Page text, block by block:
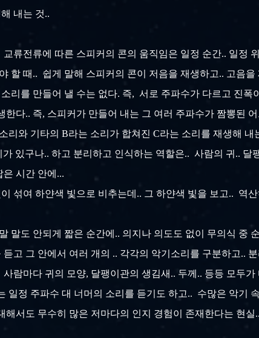
내는 것..
류전류에 따른 스피커의 콘의 움직임은 일정 순간.. 일정
할 때.. 쉽게 말해 스피커의 콘이 저음을 재생하고.. 고음
리를 만들어 낼 수는 없다. 즉, 서로 주파수가 다르고 진폭
한다.. 즉, 스피커가 만들어 내는 그 여러 주파수가 짬뽕된
리와 기타의 B라는 소리가 합쳐진 C라는 소리를 재생해
있구나.. 하고 분리하고 인식하는 역할은.. 사람의 귀.. 달
시간 안에...
섞여 하얀색 빛으로 비추는데.. 그 하얀색 빛을 보고.. 역
말도 안되게 짧은 순간에.. 의지나 의도도 없이 무의식 중
고 그 안에서 여러 개의 .. 각각의 악기소리를 구분하고..
람마다 귀의 모양, 달팽이관의 생김새.. 두께.. 등등 모두
일정 주파수 대 너머의 소리를 듣기도 하고.. 수많은 악기
서도 무수히 많은 저마다의 인지 경험이 존재한다는 현실